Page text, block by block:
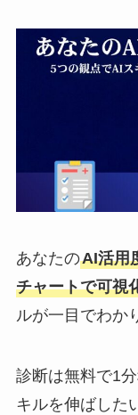
あなたのAI活用
チャートで可視
ルが一目でわか
診断は無料で1
キルを伸ばした